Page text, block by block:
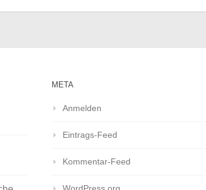
META
Anmelden
Eintrags-Feed
Kommentar-Feed
WordPress.org